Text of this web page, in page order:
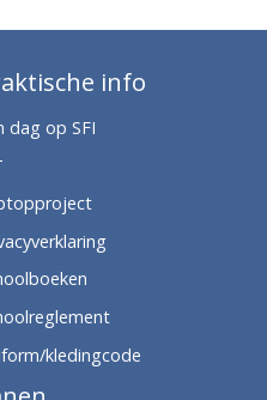
info
dag op SFI
kledingcode